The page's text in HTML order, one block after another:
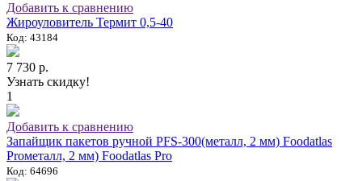
Добавить к сравнению
Жироуловитель Термит 0,5-40
Код: 43184
7 730 р.
Узнать скидку!
1
Добавить к сравнению
Запайщик пакетов ручной PFS-300(металл, 2 мм) Foodatlas
Proметалл, 2 мм) Foodatlas Pro
Код: 64696